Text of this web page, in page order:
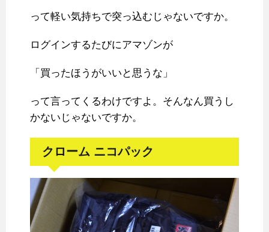
って軽い気持ちで突っ込むじゃないですか。
ログインするたびにアマゾンが
「買ったほうがいいと思うな」
って言ってくるわけですよ。そんなん買うし
かないじゃないですか。
クローム ニコパック